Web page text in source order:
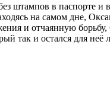
штампов в паспорте
на самом дне,
и отчаянную
так и остался для